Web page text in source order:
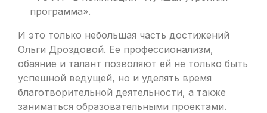
программа».
И это только небольшая часть достижений
Ольги Дроздовой. Ее профессионализм,
обаяние и талант позволяют ей не только быть
успешной ведущей, но и уделять время
благотворительной деятельности, а также
заниматься образовательными проектами.